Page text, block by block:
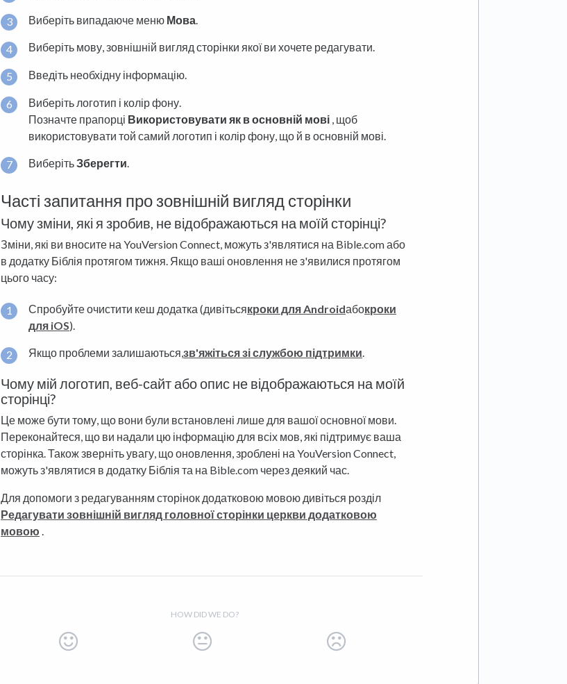
Виберіть випадаюче меню Мова
Виберіть мову, зовнішній вигляд сторінки якої ви хочете редагувати.
Введіть необхідну інформацію.
Виберіть логотип і колір фону.
Позначте прапорці Використовувати як в основній мові , щоб
використовувати той самий логотип і колір фону, що й в основній мові.
ВиберітьЗберегти.
Часті запитання про зовнішній вигляд сторінки
Чому зміни, які я зробив, не відображаються на моїй сторінці?
Зміни, які ви вносите на YouVersion Connect, можуть з'являтися на Bible.com або
в додатку Біблія протягом тижня. Якщо ваші оновлення не з'явилися протягом
цього часу:
Спробуйте очистити кеш додатка (дивітьсякроки для Androidабокроки
для iOS).
Якщо проблеми залишаються,зв'яжіться зі службою підтримки.
Чому мій логотип, веб-сайт або опис не відображаються на моїй
сторінці?
Це може бути тому, що вони були встановлені лише для вашої основної мови.
Переконайтеся, що ви надали цю інформацію для всіх мов, які підтримує ваша
сторінка. Також зверніть увагу, що оновлення, зроблені на YouVersion Connect,
можуть з'являтися в додатку Біблія та на Bible.com через деякий час.
Для допомоги з редагуванням сторінок додатковою мовою дивіться розділ
Редагувати зовнішній вигляд головної сторінки церкви додатковою
мовою .
HOW DID WE DO?